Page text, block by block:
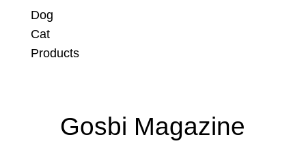
Dog
Cat
Products
Gosbi Magazine